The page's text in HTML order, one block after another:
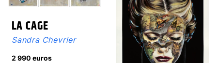
LA CAGE
Sandra Chevrier
2 990 euros